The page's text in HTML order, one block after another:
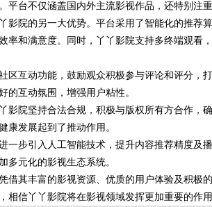
平台不仅涵盖国内外主流影视作品，还特别注
影院的另一大优势。平台采用了智能化的推荐
率和满意度。同时，丫丫影院支持多终端观看
区互动功能，鼓励观众积极参与评论和评分，
的互动氛围，增强用户粘性。
影院坚持合法合规，积极与版权所有方合作，
康发展起到了推动作用。
一步引入人工智能技术，提升内容推荐精度及
多元化的影视生态系统。
借其丰富的影视资源、优质的用户体验及积极
相信丫丫影院将在影视领域发挥更加重要的作